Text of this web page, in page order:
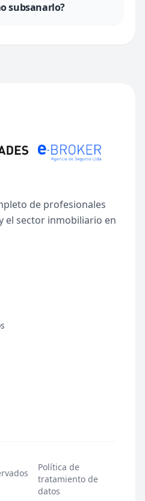
subsanarlo?
de profesionales
el sector inmobiliario en
Política de
tratamiento de
datos